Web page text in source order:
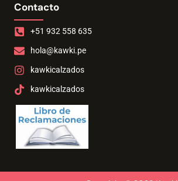
Contacto
+51 932 558 635
hola@kawki.pe
kawkicalzados
kawkicalzados